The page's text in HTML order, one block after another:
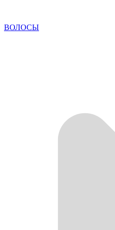
ВОЛОСЫ